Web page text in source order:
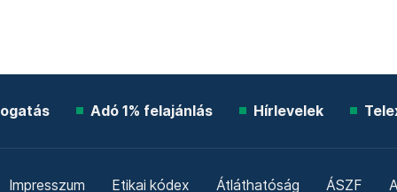
Adó 1% felajánlás Hírlevelek
Impresszum Etikai kódex Átláthatóság ÁSZF